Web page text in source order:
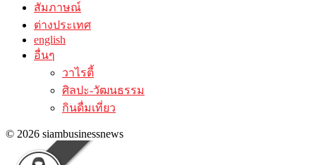
สัมภาษณ์
ต่างประเทศ
english
อื่นๆ
วาไรตี้
ศิลปะ-วัฒนธรรม
กินดื่มเที่ยว
© 2026 siambusinessnews